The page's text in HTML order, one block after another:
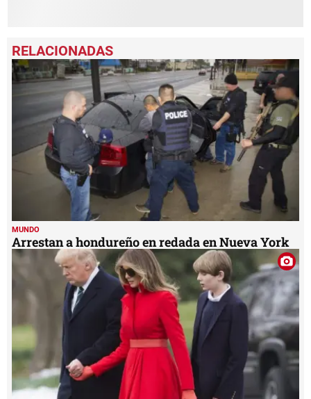
MUNDO
Arrestan a hondureño en redada en Nueva York